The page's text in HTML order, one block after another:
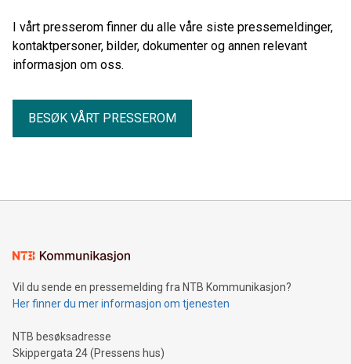
I vårt presserom finner du alle våre siste pressemeldinger,
kontaktpersoner, bilder, dokumenter og annen relevant
informasjon om oss.
BESØK VÅRT PRESSEROM
Vil du sende en pressemelding fra NTB Kommunikasjon?
Her finner du mer informasjon om tjenesten
NTB besøksadresse
Skippergata 24 (Pressens hus)